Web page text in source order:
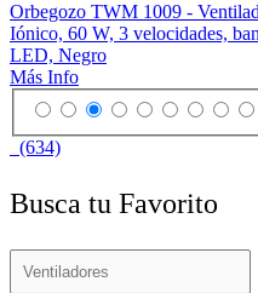
Orbegozo TWM 1009 -
Iónico, 60 W, 3 velocidades,
LED, Negro
Más Info
(634)
Busca tu Favorito